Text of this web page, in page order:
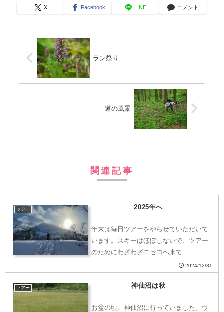
X Facebook LINE コメント
ラン祭り
道の風景
関連記事
ツアー 2025年へ
年末は毎日ツアーをやらせていただいて
います。スキーはほぼしないで、ツアー
のためにわざわざニセコへ来て…
2024/12/31
ツアー 神仙沼は秋
お盆の頃、神仙沼に行っていました。ウ